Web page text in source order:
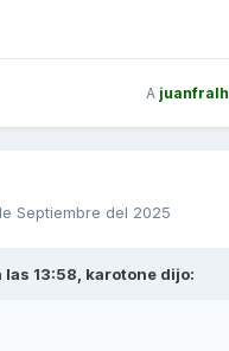
A juanfralh
Septiembre del 2025
las 13:58, karotone dijo: